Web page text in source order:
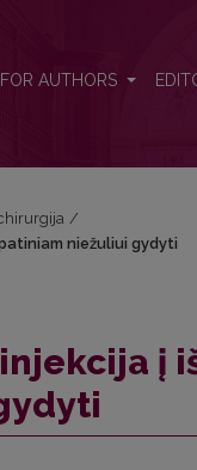
FOR AUTHORS
/
niežuliui gydyti
į